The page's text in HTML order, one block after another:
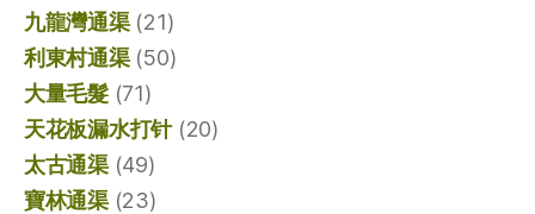
九龍灣通渠(21)
利東村通渠(50)
大量毛髮(71)
天花板漏水打针(20)
太古通渠(49)
寶林通渠(23)